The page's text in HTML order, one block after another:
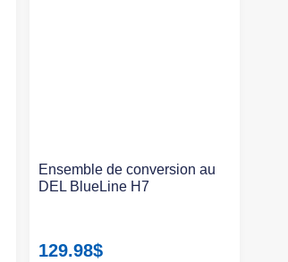
Ensemble de conversion au
DEL BlueLine H7
129.98$